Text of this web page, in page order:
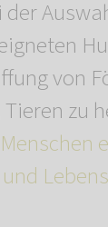
von
zu